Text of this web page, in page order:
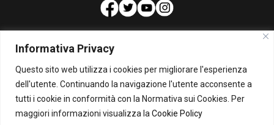
Informativa Privacy
Questo sito web utilizza i cookies per migliorare l'esperienza
dell'utente. Continuando la navigazione l'utente acconsente a
tutti i cookie in conformità con la Normativa sui Cookies. Per
maggiori informazioni visualizza la Cookie Policy
PUBBLICITA'
Per la tua pubblicità su questo Blog:
pubblicita@beppegrillo.it